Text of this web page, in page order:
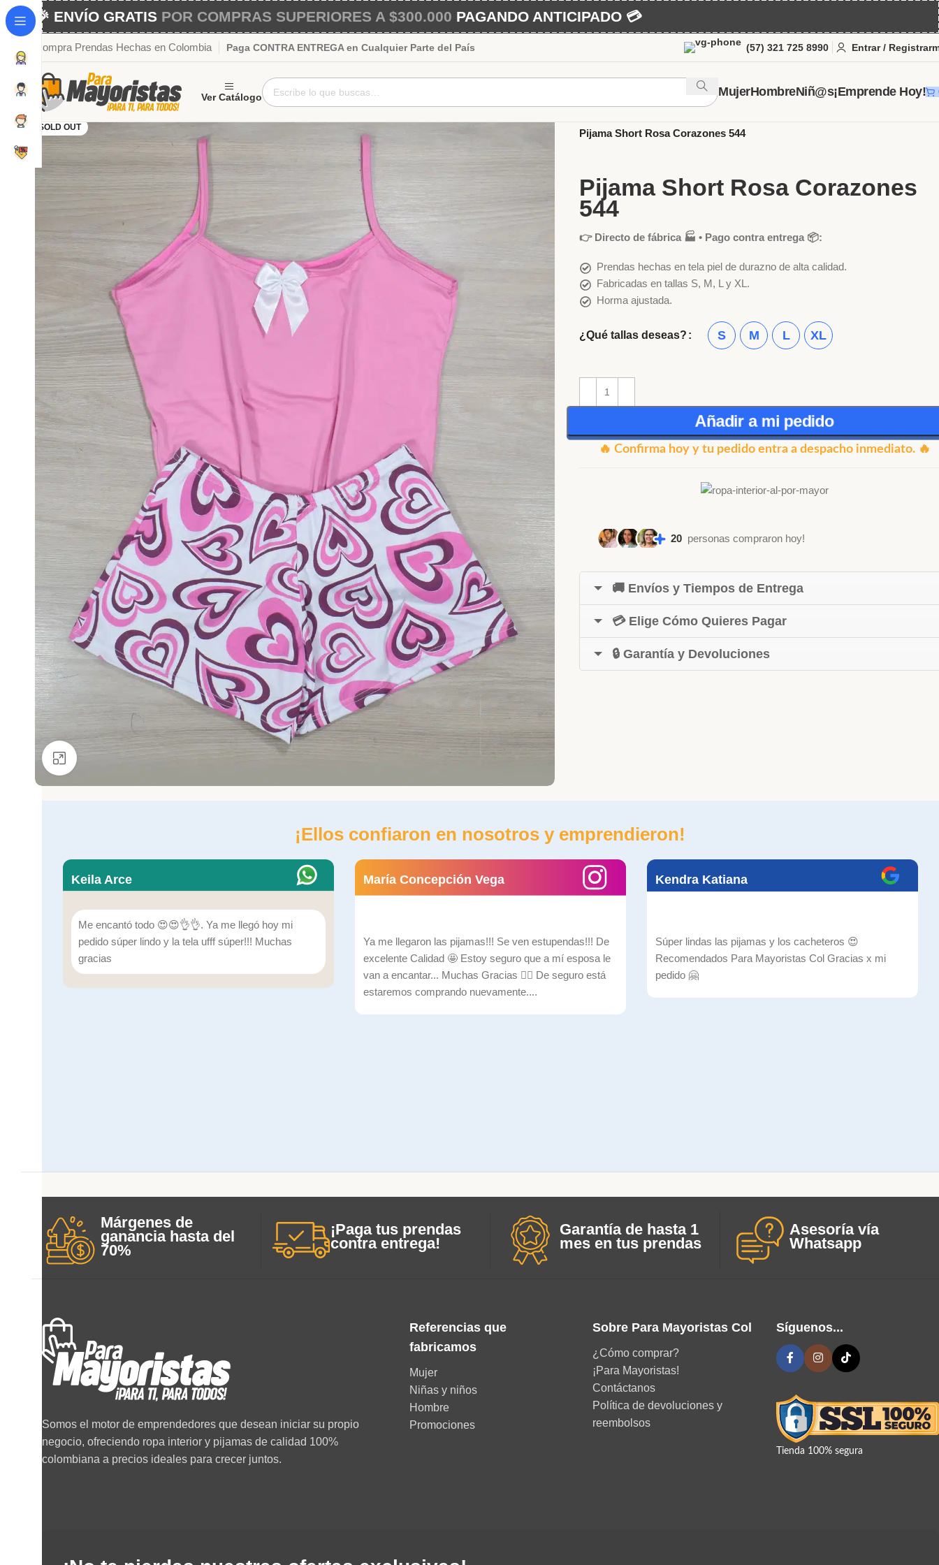
🎉 ENVÍO GRATIS POR COMPRAS SUPERIORES A $300.000 PAGANDO ANTICIPADO 💳
Compra Prendas Hechas en Colombia Paga CONTRA ENTREGA en Cualquier Parte del País (57) 321 725 8990 Entrar /
Ver Catálogo MujerHombreNiñ@s¡Emprende Hoy!
SOLD OUT
Pijama Short Rosa Corazones 544
Pijama Short Rosa Corazones
544
👉 Directo de fábrica 🏭 • Pago contra entrega 📦:
Prendas hechas en tela piel de durazno de alta calidad.
Fabricadas en tallas S, M, L y XL.
Horma ajustada.
¿Qué tallas deseas? S M L XL
Añadir a mi pedido
🔥 Confirma hoy y tu pedido entra a despacho inmediato. 🔥
20 personas compraron hoy!
🚚 Envíos y Tiempos de Entrega
💳 Elige Cómo Quieres Pagar
🔒 Garantía y Devoluciones
¡Ellos confiaron en nosotros y emprendieron!
Keila Arce
Me encantó todo 😍😍👌👌. Ya me llegó hoy mi
pedido súper lindo y la tela ufff súper!!! Muchas
gracias
María Concepción Vega
Ya me llegaron las pijamas!!! Se ven estupendas!!! De
excelente Calidad 🤩 Estoy seguro que a mí esposa le
van a encantar... Muchas Gracias ✌🏼 De seguro está
estaremos comprando nuevamente....
Kendra Katiana
Súper lindas las pijamas y los cacheteros 😍
Recomendados Para Mayoristas Col Gracias x mi
pedido 🤗
Márgenes de
ganancia hasta del
70%
¡Paga tus prendas
contra entrega!
Garantía de hasta 1
mes en tus prendas
Asesoría vía
Whatsapp
Somos el motor de emprendedores que desean iniciar su propio
negocio, ofreciendo ropa interior y pijamas de calidad 100%
colombiana a precios ideales para crecer juntos.
Referencias que
fabricamos
Mujer
Niñas y niños
Hombre
Promociones
Sobre Para Mayoristas Col
¿Cómo comprar?
¡Para Mayoristas!
Contáctanos
Política de devoluciones y
reembolsos
Síguenos...
Tienda 100% segura